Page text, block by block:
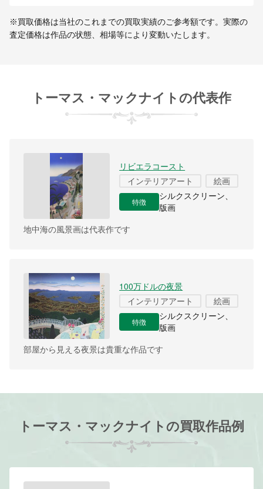
※買取価格は当社のこれまでの買取実績のご参考額です。実際の
査定価格は作品の状態、相場等により変動いたします。
トーマス・マックナイトの代表作
リビエラコースト
インテリアアート
絵画
特徴
シルクスクリーン、
版画
地中海の風景画は代表作です
100万ドルの夜景
インテリアアート
絵画
特徴
シルクスクリーン、
版画
部屋から見える夜景は貴重な作品です
トーマス・マックナイトの買取作品例